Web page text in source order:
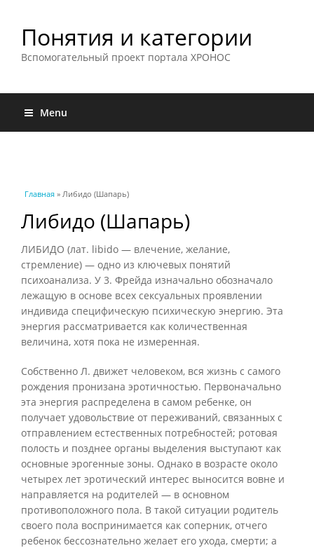
Понятия и категории
Вспомогательный проект портала ХРОНОС
Menu
Вы здесь
Главная » Либидо (Шапарь)
Либидо (Шапарь)
ЛИБИДО (лат. libido — влечение, желание,
стремление) — одно из ключевых понятий
психоанализа. У 3. Фрейда изначально обозначало
лежащую в основе всех сексуальных проявлении
индивида специфическую психическую энергию. Эта
энергия рассматривается как количественная
величина, хотя пока не измеренная.
Собственно Л. движет человеком, вся жизнь с самого
рождения пронизана эротичностью. Первоначально
эта энергия распределена в самом ребенке, он
получает удовольствие от переживаний, связанных с
отправлением естественных потребностей; ротовая
полость и позднее органы выделения выступают как
основные эрогенные зоны. Однако в возрасте около
четырех лет эротический интерес выносится вовне и
направляется на родителей — в основном
противоположного пола. В такой ситуации родитель
своего пола воспринимается как соперник, отчего
ребенок бессознательно желает его ухода, смерти; а